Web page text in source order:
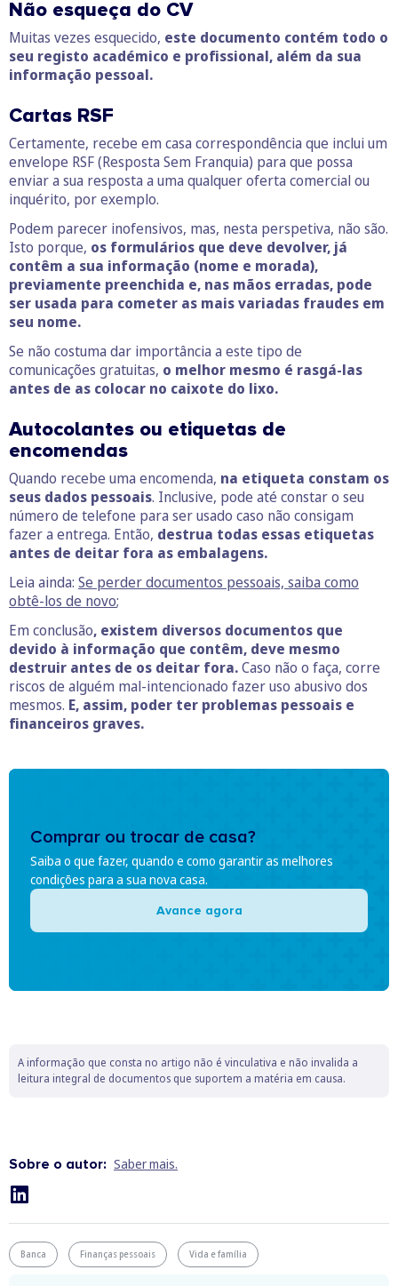
Não esqueça do CV
Muitas vezes esquecido, este documento contém todo o
seu registo académico e profissional, além da sua
informação pessoal.
Cartas RSF
Certamente, recebe em casa correspondência que inclui um
envelope RSF (Resposta Sem Franquia) para que possa
enviar a sua resposta a uma qualquer oferta comercial ou
inquérito, por exemplo.
Podem parecer inofensivos, mas, nesta perspetiva, não são.
Isto porque, os formulários que deve devolver, já
contêm a sua informação (nome e morada),
previamente preenchida e, nas mãos erradas, pode
ser usada para cometer as mais variadas fraudes em
seu nome.
Se não costuma dar importância a este tipo de
comunicações gratuitas, o melhor mesmo é rasgá-las
antes de as colocar no caixote do lixo.
Autocolantes ou etiquetas de
encomendas
Quando recebe uma encomenda, na etiqueta constam os
seus dados pessoais. Inclusive, pode até constar o seu
número de telefone para ser usado caso não consigam
fazer a entrega. Então, destrua todas essas etiquetas
antes de deitar fora as embalagens.
Leia ainda: Se perder documentos pessoais, saiba como
obtê-los de novo;
Em conclusão, existem diversos documentos que
devido à informação que contêm, deve mesmo
destruir antes de os deitar fora.Caso não o faça, corre
riscos de alguém mal-intencionado fazer uso abusivo dos
mesmos. E, assim, poder ter problemas pessoais e
financeiros graves.
Comprar ou trocar de casa?
Saiba o que fazer, quando e como garantir as melhores
condições para a sua nova casa.
Avance agora
A informação que consta no artigo não é vinculativa e não invalida a
leitura integral de documentos que suportem a matéria em causa.
Sobre o autor: Saber mais.
Banca Finanças pessoais Vida e família